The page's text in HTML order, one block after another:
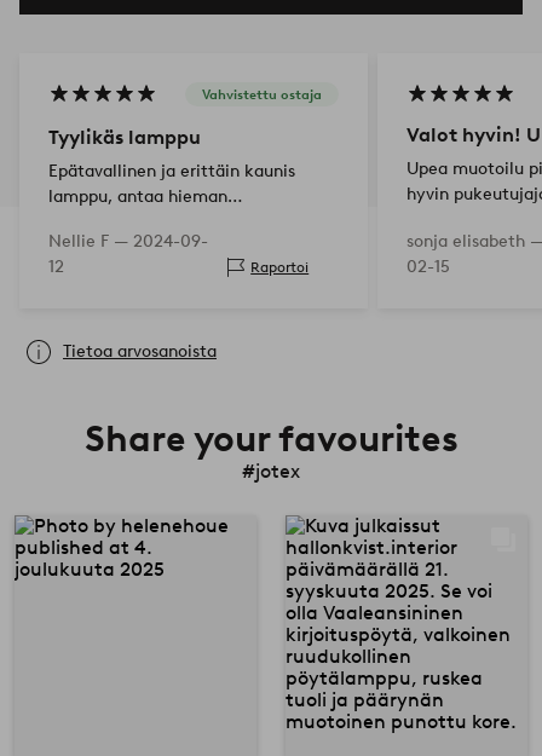
Vahvistettu ostaja
Tyylikäs lamppu
Epätavallinen ja erittäin kaunis
lamppu, antaa hieman
Nellie F — 2024-09-
12
Raportoi
Valot hyvin!
Upea muotoilu
hyvin
-kupolista?? -
niveljalkaisten
sonja elisabeth
02-15
Tietoa arvosanoista
Share your favourites
#jotex